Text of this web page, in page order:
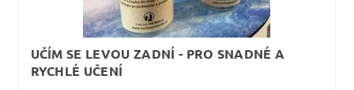
UČÍM SE LEVOU ZADNÍ - PRO SNADNÉ A
RYCHLÉ UČENÍ